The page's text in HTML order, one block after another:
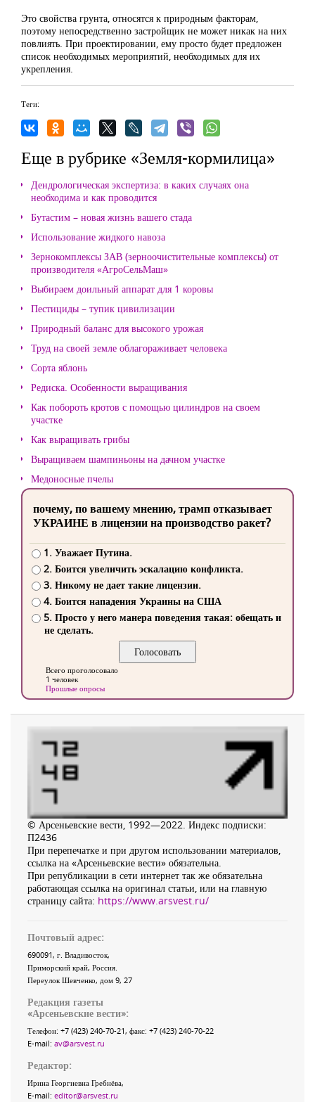
Это свойства грунта, относятся к природным факторам,
поэтому непосредственно застройщик не может никак на них
повлиять. При проектировании, ему просто будет предложен
список необходимых мероприятий, необходимых для их
укрепления.
Теги:
Еще в рубрике «Земля-кормилица»
Дендрологическая экспертиза: в каких случаях она
необходима и как проводится
Бутастим – новая жизнь вашего стада
Использование жидкого навоза
Зернокомплексы ЗАВ (зерноочистительные комплексы) от
производителя «АгроСельМаш»
Выбираем доильный аппарат для 1 коровы
Пестициды – тупик цивилизации
Природный баланс для высокого урожая
Труд на своей земле облагораживает человека
Сорта яблонь
Редиска. Особенности выращивания
Как побороть кротов с помощью цилиндров на своем
участке
Как выращивать грибы
Выращиваем шампиньоны на дачном участке
Медоносные пчелы
почему, по вашему мнению, трамп отказывает
УКРАИНЕ в лицензии на производство ракет?
1. Уважает Путина.
2. Боится увеличить эскалацию конфликта.
3. Никому не дает такие лицензии.
4. Боится нападения Украины на США
5. Просто у него манера поведения такая: обещать и
не сделать.
Всего проголосовало
1 человек
Прошлые опросы
© Арсеньевские вести, 1992—2022. Индекс подписки:
П2436
При перепечатке и при другом использовании материалов,
ссылка на «Арсеньевские вести» обязательна.
При републикации в сети интернет так же обязательна
работающая ссылка на оригинал статьи, или на главную
страницу сайта: https://www.arsvest.ru/
Почтовый адрес:
690091, г. Владивосток,
Приморский край, Россия
Переулок Шевченко, дом 9, 27
Редакция газеты
«Арсеньевские вести»:
Телефон: +7 (423) 240-70-21, факс: +7 (423) 240-70-22
E-mail: av@arsvest.ru
Редактор:
Ирина Георгиевна Гребнёва,
E-mail: editor@arsvest.ru